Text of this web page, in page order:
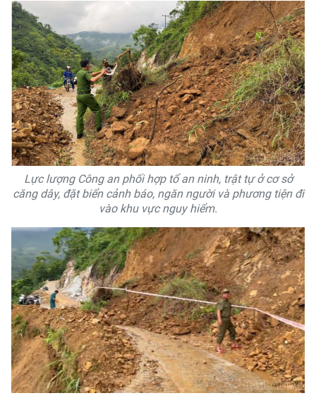
Lực lượng Công an phối hợp tổ an ninh, trật tự ở cơ sở
căng dây, đặt biển cảnh báo, ngăn người và phương tiện đi
vào khu vực nguy hiểm.